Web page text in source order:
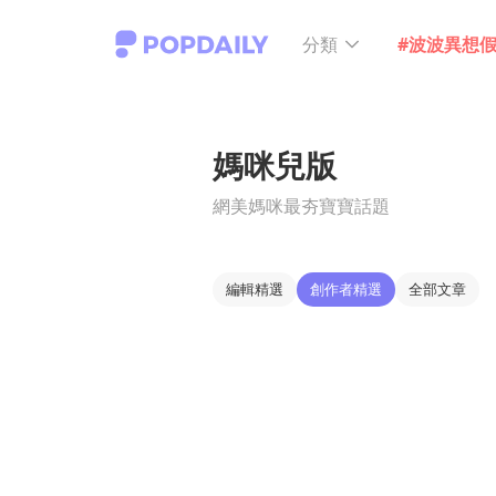
分類 #波波異想
媽咪兒版
網美媽咪最夯寶寶話題
編輯精選 創作者精選 全部文章